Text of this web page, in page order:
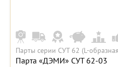
Парты серии СУТ 62 (L-
Парта «ДЭМИ» СУТ 62-03